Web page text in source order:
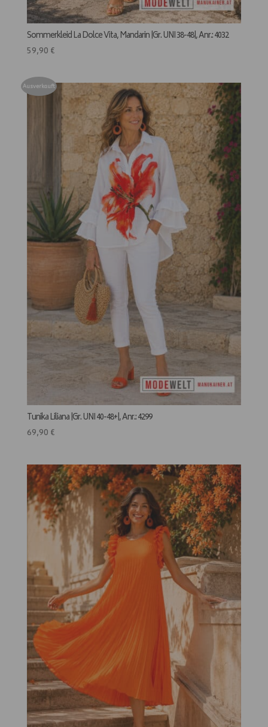
Sommerkleid La Dolce Vita, Mandarin |Gr. UNI 38-48|, Anr.: 4032
59,90 €
Ausverkauft
Tunika Liliana |Gr. UNI 40-48+|, Anr.: 4299
69,90 €